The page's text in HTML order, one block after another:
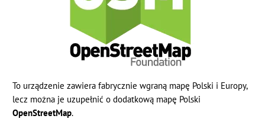
To urządzenie zawiera fabrycznie wgraną mapę Polski i Europy,
lecz można je uzupełnić o dodatkową mapę Polski
OpenStreetMap.